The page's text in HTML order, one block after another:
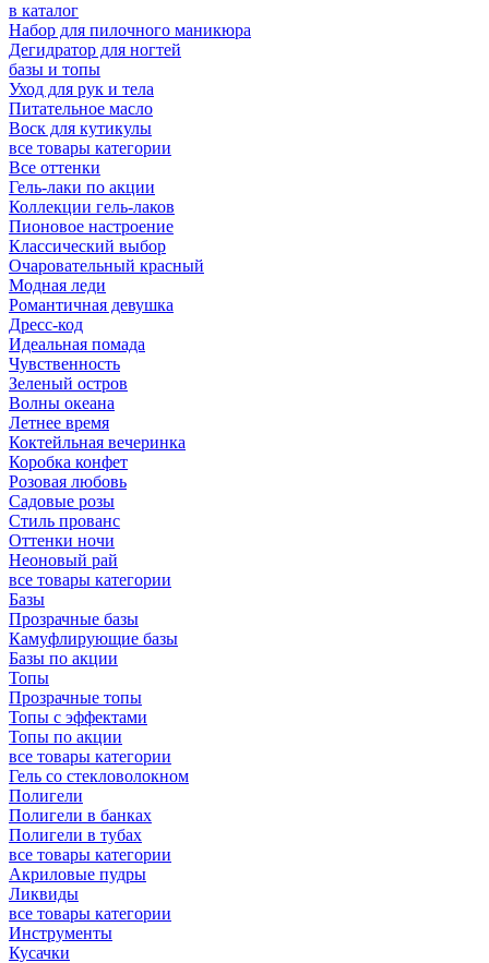
в каталог
Набор для пилочного маникюра
Дегидратор для ногтей
базы и топы
Уход для рук и тела
Питательное масло
Воск для кутикулы
все товары категории
Все оттенки
Гель-лаки по акции
Коллекции гель-лаков
Пионовое настроение
Классический выбор
Очаровательный красный
Модная леди
Романтичная девушка
Дресс-код
Идеальная помада
Чувственность
Зеленый остров
Волны океана
Летнее время
Коктейльная вечеринка
Коробка конфет
Розовая любовь
Садовые розы
Стиль прованс
Оттенки ночи
Неоновый рай
все товары категории
Базы
Прозрачные базы
Камуфлирующие базы
Базы по акции
Топы
Прозрачные топы
Топы с эффектами
Топы по акции
все товары категории
Гель со стекловолокном
Полигели
Полигели в банках
Полигели в тубах
все товары категории
Акриловые пудры
Ликвиды
все товары категории
Инструменты
Кусачки